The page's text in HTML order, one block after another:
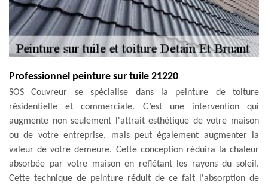
Professionnel peinture sur tuile 21220
SOS Couvreur se spécialise dans la peinture de toiture
résidentielle et commerciale. C’est une intervention qui
augmente non seulement l'attrait esthétique de votre maison
ou de votre entreprise, mais peut également augmenter la
valeur de votre demeure. Cette conception réduira la chaleur
absorbée par votre maison en reflétant les rayons du soleil.
Cette technique de peinture réduit de ce fait l'absorption de